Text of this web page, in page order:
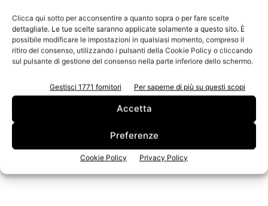
Clicca qui sotto per acconsentire a quanto sopra o per fare scelte
dettagliate. Le tue scelte saranno applicate solamente a questo sito. È
possibile modificare le impostazioni in qualsiasi momento, compreso il
ritiro del consenso, utilizzando i pulsanti della Cookie Policy o cliccando
sul pulsante di gestione del consenso nella parte inferiore dello schermo.
Gestisci 1771 fornitori Per saperne di più su questi scopi
Accetta
Preferenze
Cookie Policy Privacy Policy
Edicola Web